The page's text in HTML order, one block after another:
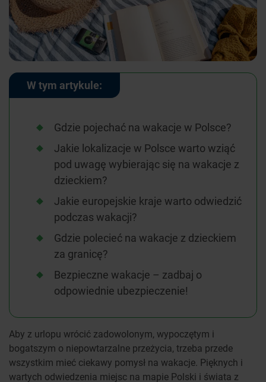
W tym artykule:
Gdzie pojechać na wakacje w Polsce?
Jakie lokalizacje w Polsce warto wziąć
pod uwagę wybierając się na wakacje z
dzieckiem?
Jakie europejskie kraje warto odwiedzić
podczas wakacji?
Gdzie polecieć na wakacje z dzieckiem
za granicę?
Bezpieczne wakacje – zadbaj o
odpowiednie ubezpieczenie!
Aby z urlopu wrócić zadowolonym, wypoczętym i
bogatszym o niepowtarzalne przeżycia, trzeba przede
wszystkim mieć ciekawy pomysł na wakacje. Pięknych i
wartych odwiedzenia miejsc na mapie Polski i świata z